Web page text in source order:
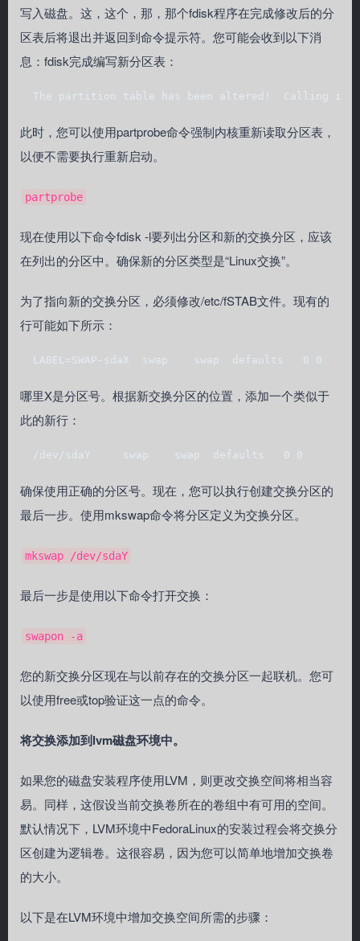
写入磁盘。这，这个，那，那个fdisk程序在完成修改后的分
区表后将退出并返回到命令提示符。您可能会收到以下消
息：fdisk完成编写新分区表：
The partition table has been altered!  Calling
此时，您可以使用partprobe命令强制内核重新读取分区表，
以便不需要执行重新启动。
partprobe
现在使用以下命令fdisk -l要列出分区和新的交换分区，应该
在列出的分区中。确保新的分区类型是“Linux交换”。
为了指向新的交换分区，必须修改/etc/fSTAB文件。现有的
行可能如下所示：
  LABEL=SWAP-sdaX  swap    swap  defaults   0 0
哪里X是分区号。根据新交换分区的位置，添加一个类似于
此的新行：
  /dev/sdaY     swap    swap  defaults   0 0
确保使用正确的分区号。现在，您可以执行创建交换分区的
最后一步。使用mkswap命令将分区定义为交换分区。
mkswap /dev/sdaY
最后一步是使用以下命令打开交换：
swapon -a
您的新交换分区现在与以前存在的交换分区一起联机。您可
以使用free或top验证这一点的命令。
将交换添加到lvm磁盘环境中。
如果您的磁盘安装程序使用LVM，则更改交换空间将相当容
易。同样，这假设当前交换卷所在的卷组中有可用的空间。
默认情况下，LVM环境中FedoraLinux的安装过程会将交换分
区创建为逻辑卷。这很容易，因为您可以简单地增加交换卷
的大小。
以下是在LVM环境中增加交换空间所需的步骤：